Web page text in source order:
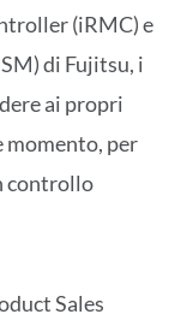
(iRMC) e
di Fujitsu, i
ai propri
momento, per
controllo
Sales